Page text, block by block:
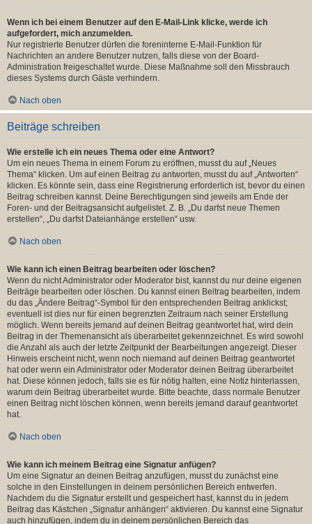
Wenn ich bei einem Benutzer auf den E-Mail-Link klicke, werde ich
aufgefordert, mich anzumelden.
Nur registrierte Benutzer dürfen die foreninterne E-Mail-Funktion für
Nachrichten an andere Benutzer nutzen, falls diese von der Board-
Administration freigeschaltet wurde. Diese Maßnahme soll den Missbrauch
dieses Systems durch Gäste verhindern.
Nach oben
Beiträge schreiben
Wie erstelle ich ein neues Thema oder eine Antwort?
Um ein neues Thema in einem Forum zu eröffnen, musst du auf „Neues
Thema“ klicken. Um auf einen Beitrag zu antworten, musst du auf „Antworten“
klicken. Es könnte sein, dass eine Registrierung erforderlich ist, bevor du einen
Beitrag schreiben kannst. Deine Berechtigungen sind jeweils am Ende der
Foren- und der Beitragsansicht aufgelistet. Z. B. „Du darfst neue Themen
erstellen“, „Du darfst Dateianhänge erstellen“ usw.
Nach oben
Wie kann ich einen Beitrag bearbeiten oder löschen?
Wenn du nicht Administrator oder Moderator bist, kannst du nur deine eigenen
Beiträge bearbeiten oder löschen. Du kannst einen Beitrag bearbeiten, indem
du das „Ändere Beitrag“-Symbol für den entsprechenden Beitrag anklickst;
eventuell ist dies nur für einen begrenzten Zeitraum nach seiner Erstellung
möglich. Wenn bereits jemand auf deinen Beitrag geantwortet hat, wird dein
Beitrag in der Themenansicht als überarbeitet gekennzeichnet. Es wird sowohl
die Anzahl als auch der letzte Zeitpunkt der Bearbeitungen angezeigt. Dieser
Hinweis erscheint nicht, wenn noch niemand auf deinen Beitrag geantwortet
hat oder wenn ein Administrator oder Moderator deinen Beitrag überarbeitet
hat. Diese können jedoch, falls sie es für nötig halten, eine Notiz hinterlassen,
warum dein Beitrag überarbeitet wurde. Bitte beachte, dass normale Benutzer
einen Beitrag nicht löschen können, wenn bereits jemand darauf geantwortet
hat.
Nach oben
Wie kann ich meinem Beitrag eine Signatur anfügen?
Um eine Signatur an deinen Beitrag anzufügen, musst du zunächst eine
solche in den Einstellungen in deinem persönlichen Bereich entwerfen.
Nachdem du die Signatur erstellt und gespeichert hast, kannst du in jedem
Beitrag das Kästchen „Signatur anhängen“ aktivieren. Du kannst eine Signatur
auch hinzufügen, indem du in deinem persönlichen Bereich das